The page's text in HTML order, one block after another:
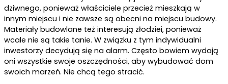
dziwnego, ponieważ właściciele przecież mieszkają w
innym miejscu i nie zawsze są obecni na miejscu budowy.
Materiały budowlane też interesują złodziei, ponieważ
wcale nie są takie tanie. W związku z tym indywidualni
inwestorzy decydują się na alarm. Często bowiem wydają
oni wszystkie swoje oszczędności, aby wybudować dom
swoich marzeń. Nie chcą tego stracić.